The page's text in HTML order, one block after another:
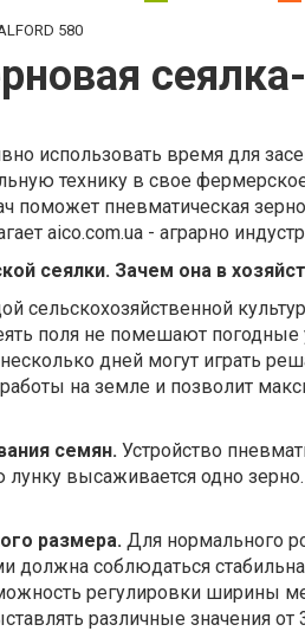
580
использовать время для
технику в свое
поможет пневматическая
aico.com.ua - аграрно
сеялки. Зачем она в
сельскохозяйственной
поля не помешают
дней могут играть
работы на земле и позволит
семян. Устройство
лунку высаживается одно
размера. Для нормального
должна соблюдаться
регулировки ширины
различные значения от